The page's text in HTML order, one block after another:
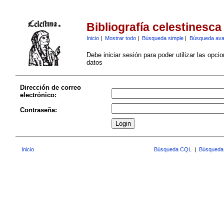
Bibliografía celestinesca
Inicio| Mostrar todo| Búsqueda simple| Búsqueda
Debe iniciar sesión para poder utilizar las
datos
Dirección de correo
electrónico:
Contraseña:
Inicio Búsqueda CQL |